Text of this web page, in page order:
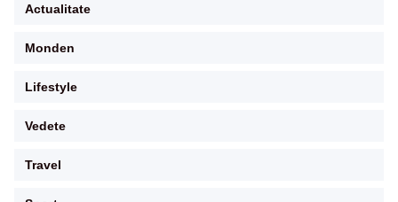
Actualitate
Monden
Lifestyle
Vedete
Travel